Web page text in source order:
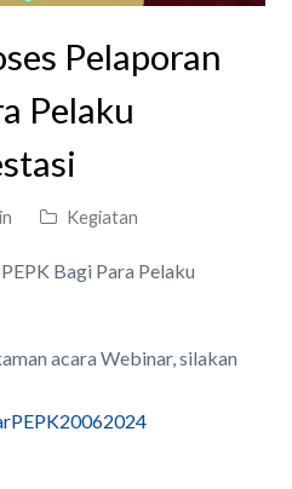
Pelaporan
Pelaku
Kegiatan
Bagi Para Pelaku
acara Webinar, silakan